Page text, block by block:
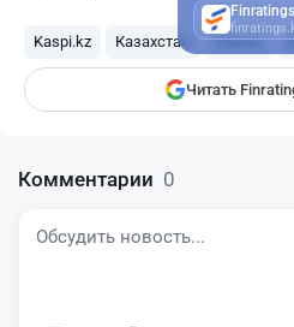
Kaspi.kz Казахстан Обман
Читать
Finratings
Комментарии 0